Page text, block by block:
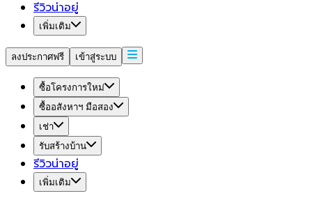
รีวิวน่าอยู่
เพิ่มเติม
ลงประกาศฟรี เข้าสู่ระบบ
ซื้อโครงการใหม่
ซื้ออสังหาฯ มือสอง
เช่า
รับสร้างบ้าน
รีวิวน่าอยู่
เพิ่มเติม